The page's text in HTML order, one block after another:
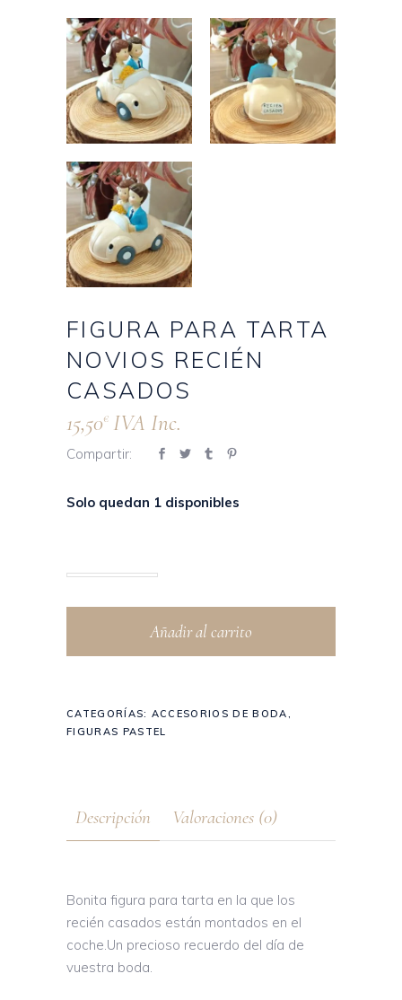
FIGURA PARA TARTA
NOVIOS RECIÉN
CASADOS
15,50€ IVA Inc.
Compartir:
Solo quedan 1 disponibles
Añadir al carrito
CATEGORÍAS: ACCESORIOS DE BODA,
FIGURAS PASTEL
Descripción Valoraciones (0)
Bonita figura para tarta en la que los
recién casados están montados en el
coche.Un precioso recuerdo del día de
vuestra boda.